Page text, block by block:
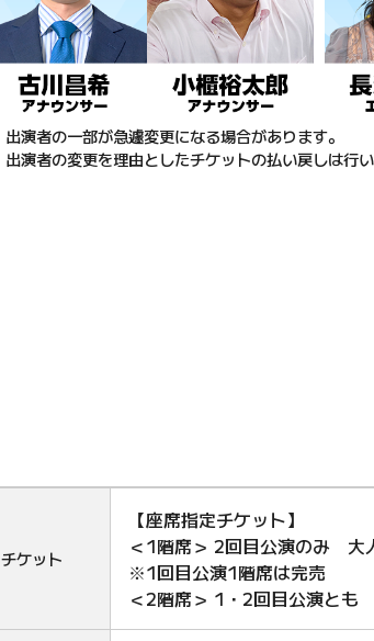
出演者の一部が急遽変更になる場合があります。
出演者の変更を理由としたチケットの払い戻しは行
チケット
【座席指定チケット】
＜1階席＞ 2回目公演のみ 大
※1回目公演1階席は完売
＜2階席＞ 1・2回目公演とも